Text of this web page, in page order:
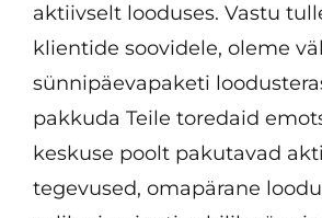
aktiivselt looduses. Vastu
klientide soovidele, oleme
sünnipäevapaketi
pakkuda Teile toredaid
keskuse poolt pakutavad
tegevused, omapärane